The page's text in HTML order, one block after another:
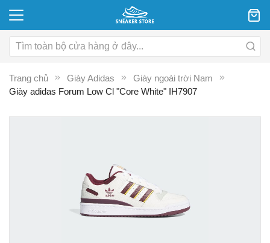
Trang chủ Giày Adidas
Giày ngoài trời Nam
Giày adidas Forum Low Cl "Core White" IH7907